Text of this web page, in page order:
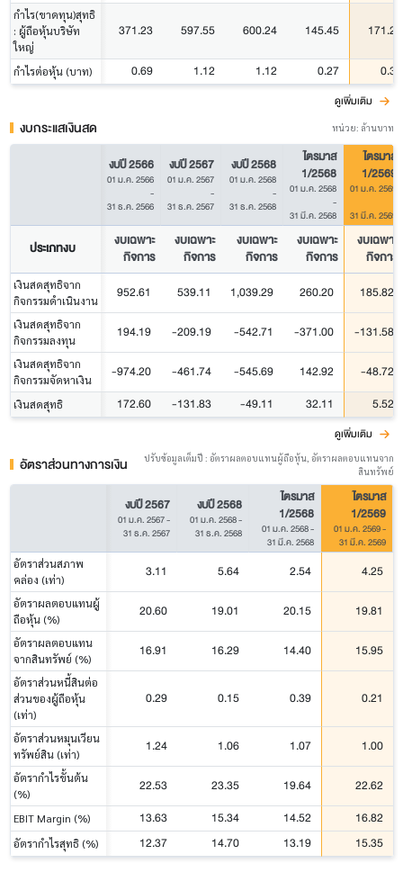
กำไร(ขาดทุน)สุทธิ
: ผู้ถือหุ้นบริษัท
ใหญ่
371.23 597.55 600.24 145.45 171.23
กำไรต่อหุ้น (บาท) 0.69 1.12 1.12 0.27 0.31
ดูเพิ่มเติม
งบกระแสเงินสด หน่วย: ล้านบาท
งบปี 2566
01 ม.ค. 2566
-
31 ธ.ค. 2566
งบปี 2567
01 ม.ค. 2567
-
31 ธ.ค. 2567
งบปี 2568
01 ม.ค. 2568
-
31 ธ.ค. 2568
ไตรมาส
1/2568
01 ม.ค. 2568
-
31 มี.ค. 2568
ไตรมาส
1/2569
01 ม.ค. 2569
31 มี.ค. 2569
ประเภทงบ
งบเฉพาะ
กิจการ
งบเฉพาะ
กิจการ
งบเฉพาะ
กิจการ
งบเฉพาะ
กิจการ
งบเฉพาะ
กิจการ
เงินสดสุทธิจาก
กิจกรรมดำเนินงาน
952.61 539.11 1,039.29 260.20 185.82
เงินสดสุทธิจาก
กิจกรรมลงทุน
194.19 -209.19 -542.71 -371.00 -131.58
เงินสดสุทธิจาก
กิจกรรมจัดหาเงิน
-974.20 -461.74 -545.69 142.92 -48.72
เงินสดสุทธิ 172.60 -131.83 -49.11 32.11 5.52
ดูเพิ่มเติม
อัตราส่วนทางการเงิน
ปรับข้อมูลเต็มปี : อัตราผลตอบแทนผู้ถือหุ้น, อัตราผลตอบแทนจาก
สินทรัพย์
งบปี 2567
01 ม.ค. 2567-
31 ธ.ค. 2567
งบปี 2568
01 ม.ค. 2568-
31 ธ.ค. 2568
ไตรมาส
1/2568
01 ม.ค. 2568-
31 มี.ค. 2568
ไตรมาส
1/2569
01 ม.ค. 2569-
31 มี.ค. 2569
อัตราส่วนสภาพ
คล่อง (เท่า)
3.11 5.64 2.54 4.25
อัตราผลตอบแทนผู้
ถือหุ้น (%)
20.60 19.01 20.15 19.81
อัตราผลตอบแทน
จากสินทรัพย์ (%)
16.91 16.29 14.40 15.95
อัตราส่วนหนี้สินต่อ
ส่วนของผู้ถือหุ้น
(เท่า)
0.29 0.15 0.39 0.21
อัตราส่วนหมุนเวียน
ทรัพย์สิน (เท่า)
1.24 1.06 1.07 1.00
อัตรากำไรขั้นต้น
(%)
22.53 23.35 19.64 22.62
EBIT Margin (%) 13.63 15.34 14.52 16.82
อัตรากำไรสุทธิ (%) 12.37 14.70 13.19 15.35